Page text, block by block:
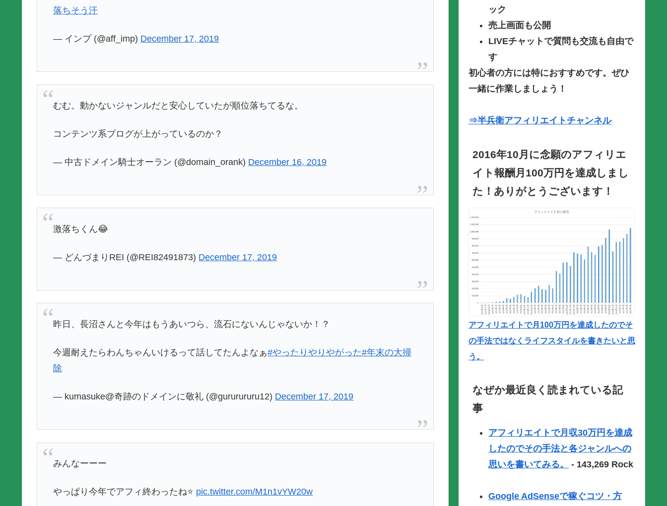
落ちそう汗
— インプ (@aff_imp) December 17, 2019
むむ。動かないジャンルだと安心していたが順位落ちてるな。
コンテンツ系ブログが上がっているのか？
— 中古ドメイン騎士オーラン (@domain_orank) December 16, 2019
激落ちくん😂
— どんづまりREI (@REI82491873) December 17, 2019
昨日、長沼さんと今年はもうあいつら、流石にないんじゃないか！？
今週耐えたらわんちゃんいけるって話してたんよなぁ#やったりやりやがった#年末の大掃
除
— kumasuke@奇跡のドメインに敬礼 (@gururururu12) December 17, 2019
みんなーーー
やっぱり今年でアフィ終わったね⭐️ pic.twitter.com/M1n1vYW20w
ック
売上画面も公開
LIVEチャットで質問も交流も自由で
す
初心者の方には特におすすめです。ぜひ
一緒に作業しましょう！
⇒半兵衛アフィリエイトチャンネル
2016年10月に念願のアフィリエ
イト報酬月100万円を達成しまし
た！ありがとうございます！
アフィリエイトで月100万円を達成したのでそ
の手法ではなくライフスタイルを書きたいと思
う。
なぜか最近良く読まれている記
事
アフィリエイトで月収30万円を達成
したのでその手法と各ジャンルへの
思いを書いてみる。
- 143,269 Rock
Google AdSenseで稼ぐコツ・方